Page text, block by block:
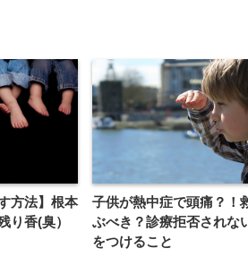
方法】根本
り香(臭）
子供が熱中症で頭痛？！
ぶべき？診療拒否されな
をつけること